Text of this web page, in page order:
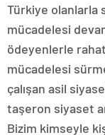
Türkiye olanlarla
mücadelesi
ödeyenlerle
mücadelesi
çalışan asil
taşeron siyaset
Bizim kimseyle